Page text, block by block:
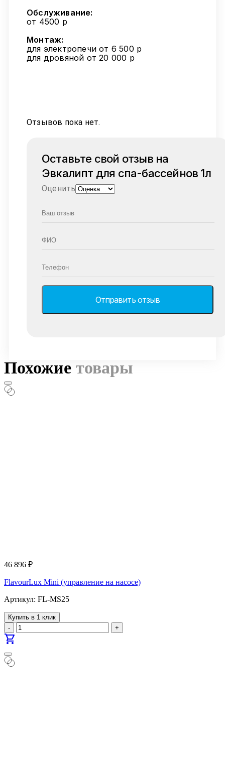
Обслуживание:
от 4500 р
Монтаж:
для электропечи от 6 500 р
для дровяной от 20 000 р
Отзывов пока нет.
Оставьте свой отзыв на
Эвкалипт для спа-бассейнов 1л
Оценить
Похожие товары
46 896 ₽
FlavourLux Mini (управление на насосе)
Артикул: FL-MS25
Купить в 1 клик
-
+
shopping_cart